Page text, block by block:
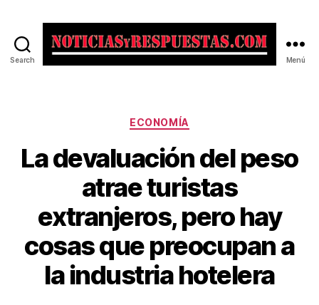
Search Menú
Categorías
ECONOMÍA
La devaluación del peso
atrae turistas
extranjeros, pero hay
cosas que preocupan a
la industria hotelera